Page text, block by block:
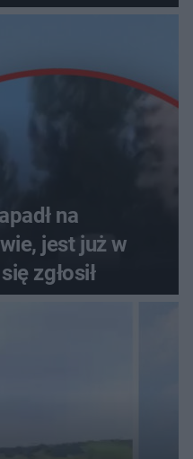
na
jest już w
zgłosił